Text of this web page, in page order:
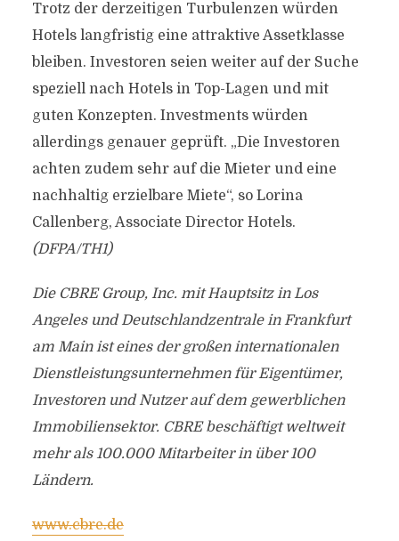
Trotz der derzeitigen Turbulenzen würden
Hotels langfristig eine attraktive Assetklasse
bleiben. Investoren seien weiter auf der Suche
speziell nach Hotels in Top-Lagen und mit
guten Konzepten. Investments würden
allerdings genauer geprüft. „Die Investoren
achten zudem sehr auf die Mieter und eine
nachhaltig erzielbare Miete“, so Lorina
Callenberg, Associate Director Hotels.
(DFPA/TH1)
Die CBRE Group, Inc. mit Hauptsitz in Los
Angeles und Deutschlandzentrale in Frankfurt
am Main ist eines der großen internationalen
Dienstleistungsunternehmen für Eigentümer,
Investoren und Nutzer auf dem gewerblichen
Immobiliensektor. CBRE beschäftigt weltweit
mehr als 100.000 Mitarbeiter in über 100
Ländern.
www.cbre.de